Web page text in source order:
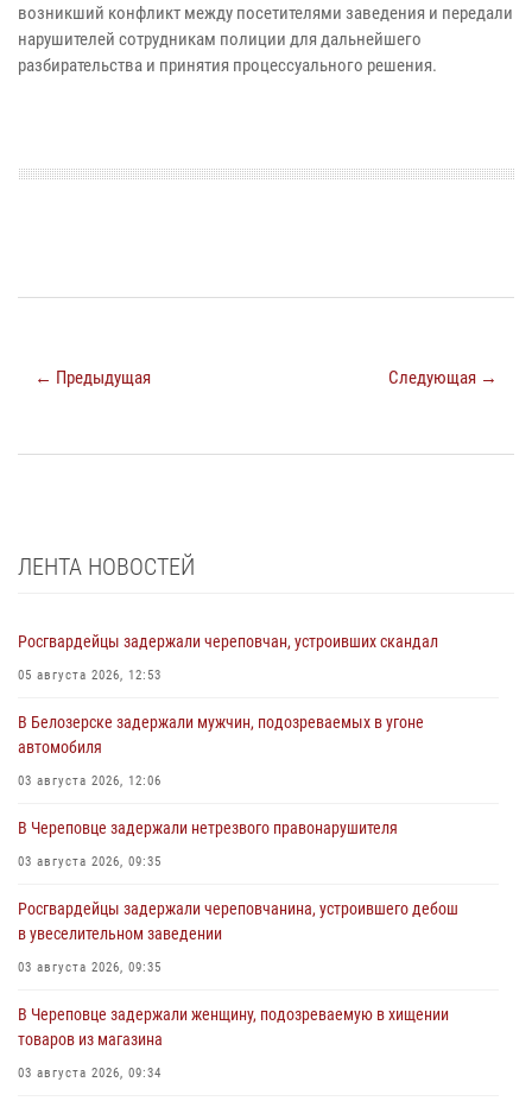
возникший конфликт между посетителями заведения и передали
нарушителей сотрудникам полиции для дальнейшего
разбирательства и принятия процессуального решения.
← Предыдущая Следующая →
ЛЕНТА НОВОСТЕЙ
Росгвардейцы задержали череповчан, устроивших скандал
05 августа 2026, 12:53
В Белозерске задержали мужчин, подозреваемых в угоне
автомобиля
03 августа 2026, 12:06
В Череповце задержали нетрезвого правонарушителя
03 августа 2026, 09:35
Росгвардейцы задержали череповчанина, устроившего дебош
в увеселительном заведении
03 августа 2026, 09:35
В Череповце задержали женщину, подозреваемую в хищении
товаров из магазина
03 августа 2026, 09:34